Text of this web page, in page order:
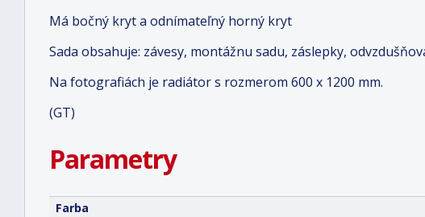
Má bočný kryt a odnímateľný horný kryt
Sada obsahuje: závesy, montážnu sadu, záslepky,
Na fotografiách je radiátor s rozmerom 600 x 1200 mm.
(GT)
Parametry
Farba